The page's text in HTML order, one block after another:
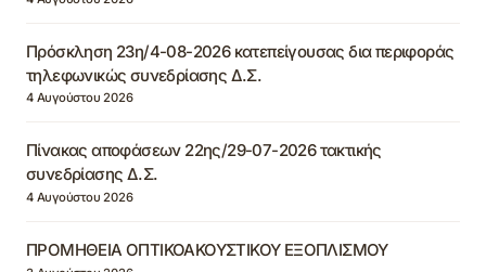
Πρόσκληση 23η/4-08-2026 κατεπείγουσας δια περιφοράς
τηλεφωνικώς συνεδρίασης Δ.Σ.
4 Αυγούστου 2026
Πίνακας αποφάσεων 22ης/29-07-2026 τακτικής
συνεδρίασης Δ.Σ.
4 Αυγούστου 2026
ΠΡΟΜΗΘΕΙΑ ΟΠΤΙΚΟΑΚΟΥΣΤΙΚΟΥ ΕΞΟΠΛΙΣΜΟΥ